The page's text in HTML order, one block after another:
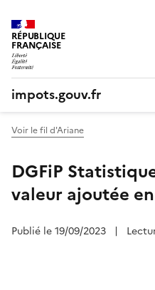
RÉPUBLIQUE
FRANÇAISE
impots.gouv.fr
Voir le fil d'Ariane
DGFiP
valeur ajoutée
Publié le 19/09/2023 |